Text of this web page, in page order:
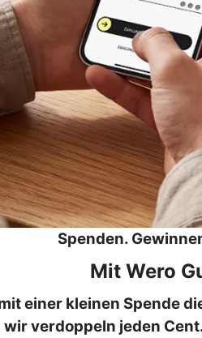
Spenden.
Mit Wero
einer kleinen Spende
verdoppeln jeden